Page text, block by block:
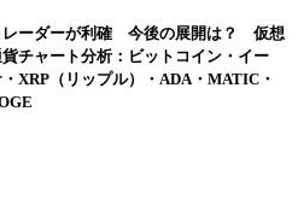
レーダーが利確 今後の展開は？ 仮想
チャート分析：ビットコイン・イー
XRP（リップル）・ADA・MATIC・